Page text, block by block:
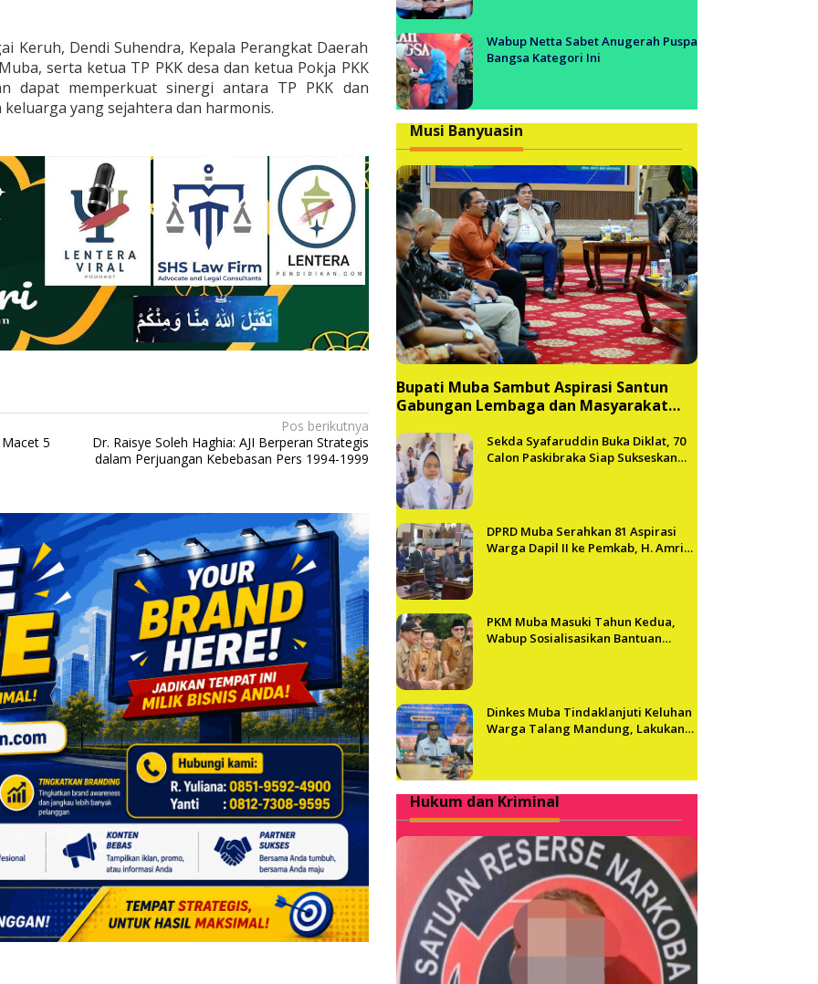
Keruh, Dendi Suhendra, Kepala Perangkat Daerah
serta ketua TP PKK desa dan ketua Pokja PKK
dapat memperkuat sinergi antara TP PKK dan
yang sejahtera dan harmonis.
5
Pos berikutnya
Dr. Raisye Soleh Haghia: AJI Berperan Strategis
dalam Perjuangan Kebebasan Pers 1994-1999
Wabup Netta Sabet Anugerah Puspa
Bangsa Kategori Ini
Musi Banyuasin
Bupati Muba Sambut Aspirasi Santun
Gabungan Lembaga dan Masyarakat
Sekda Syafaruddin Buka Diklat, 70
Calon Paskibraka Siap Sukseskan
DPRD Muba Serahkan 81 Aspirasi
Warga Dapil II ke Pemkab, H. Amri
PKM Muba Masuki Tahun Kedua,
Wabup Sosialisasikan Bantuan
Dinkes Muba Tindaklanjuti Keluhan
Warga Talang Mandung, Lakukan
Hukum dan Kriminal